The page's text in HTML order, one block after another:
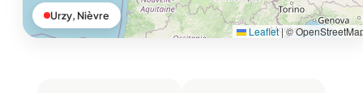
Leaflet|©
Urzy, Nièvre